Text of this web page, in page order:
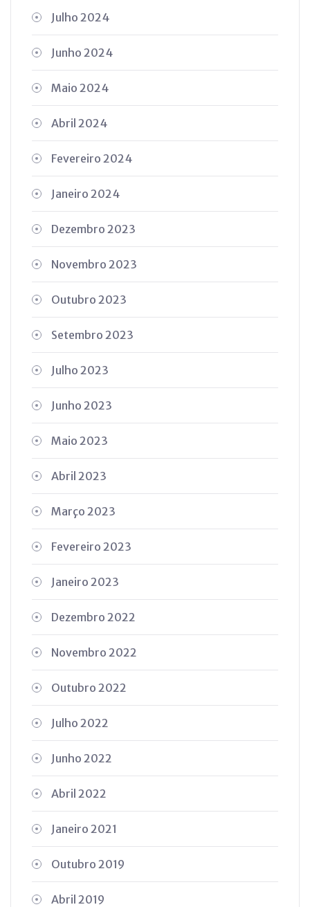
Julho 2024
Junho 2024
Maio 2024
Abril 2024
Fevereiro 2024
Janeiro 2024
Dezembro 2023
Novembro 2023
Outubro 2023
Setembro 2023
Julho 2023
Junho 2023
Maio 2023
Abril 2023
Março 2023
Fevereiro 2023
Janeiro 2023
Dezembro 2022
Novembro 2022
Outubro 2022
Julho 2022
Junho 2022
Abril 2022
Janeiro 2021
Outubro 2019
Abril 2019